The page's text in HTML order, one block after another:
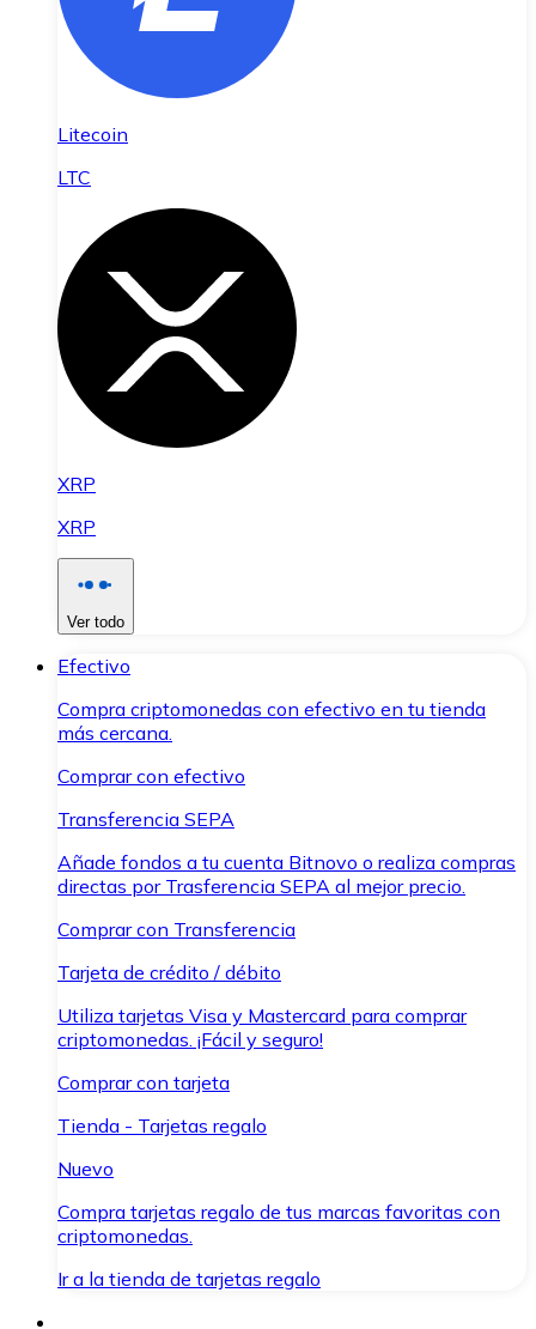
Litecoin
LTC
XRP
XRP
Ver todo
Efectivo
Compra criptomonedas con efectivo en tu tienda
más cercana.
Comprar con efectivo
Transferencia SEPA
Añade fondos a tu cuenta Bitnovo o realiza compras
directas por Trasferencia SEPA al mejor precio.
Comprar con Transferencia
Tarjeta de crédito / débito
Utiliza tarjetas Visa y Mastercard para comprar
criptomonedas. ¡Fácil y seguro!
Comprar con tarjeta
Tienda - Tarjetas regalo
Nuevo
Compra tarjetas regalo de tus marcas favoritas con
criptomonedas.
Ir a la tienda de tarjetas regalo